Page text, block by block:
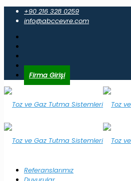
+90 216 328 0259
info@abccevre.com
Firma Girişi
Referanslarımız